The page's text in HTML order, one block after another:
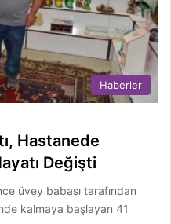
Haberler
Hastanede
Değişti
üvey babası tarafından
kalmaya başlayan 41